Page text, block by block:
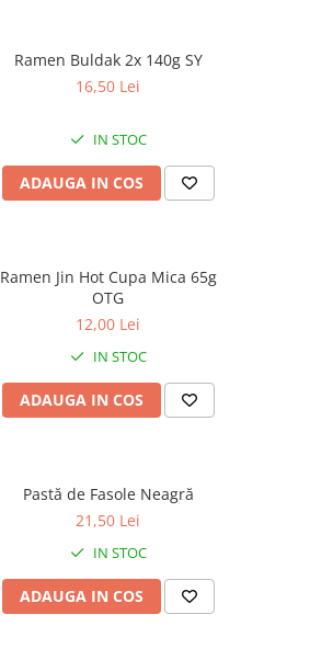
Ramen Buldak 2x 140g SY
16,50 Lei
IN STOC
ADAUGA IN COS
Ramen Jin Hot Cupa Mica 65g
OTG
12,00 Lei
IN STOC
ADAUGA IN COS
Pastă de Fasole Neagră
21,50 Lei
IN STOC
ADAUGA IN COS